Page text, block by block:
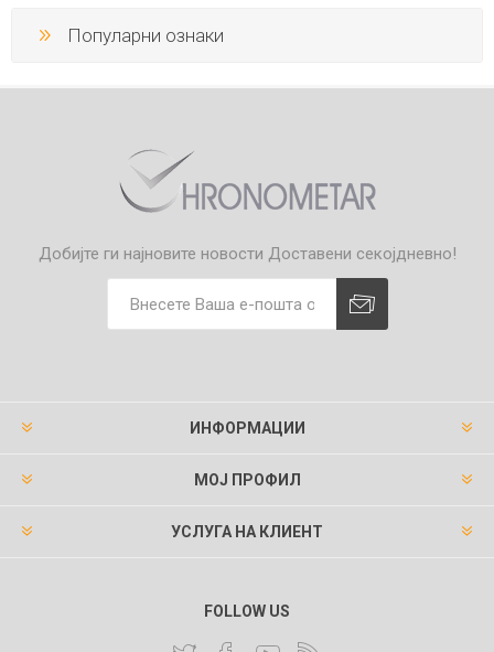
Популарни ознаки
Добијте ги најновите новости Доставени секојдневно!
ИНФОРМАЦИИ
МОЈ ПРОФИЛ
УСЛУГА НА КЛИЕНТ
FOLLOW US